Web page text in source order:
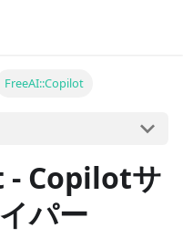
FreeAI::Copilot
- Copilotサ
パー